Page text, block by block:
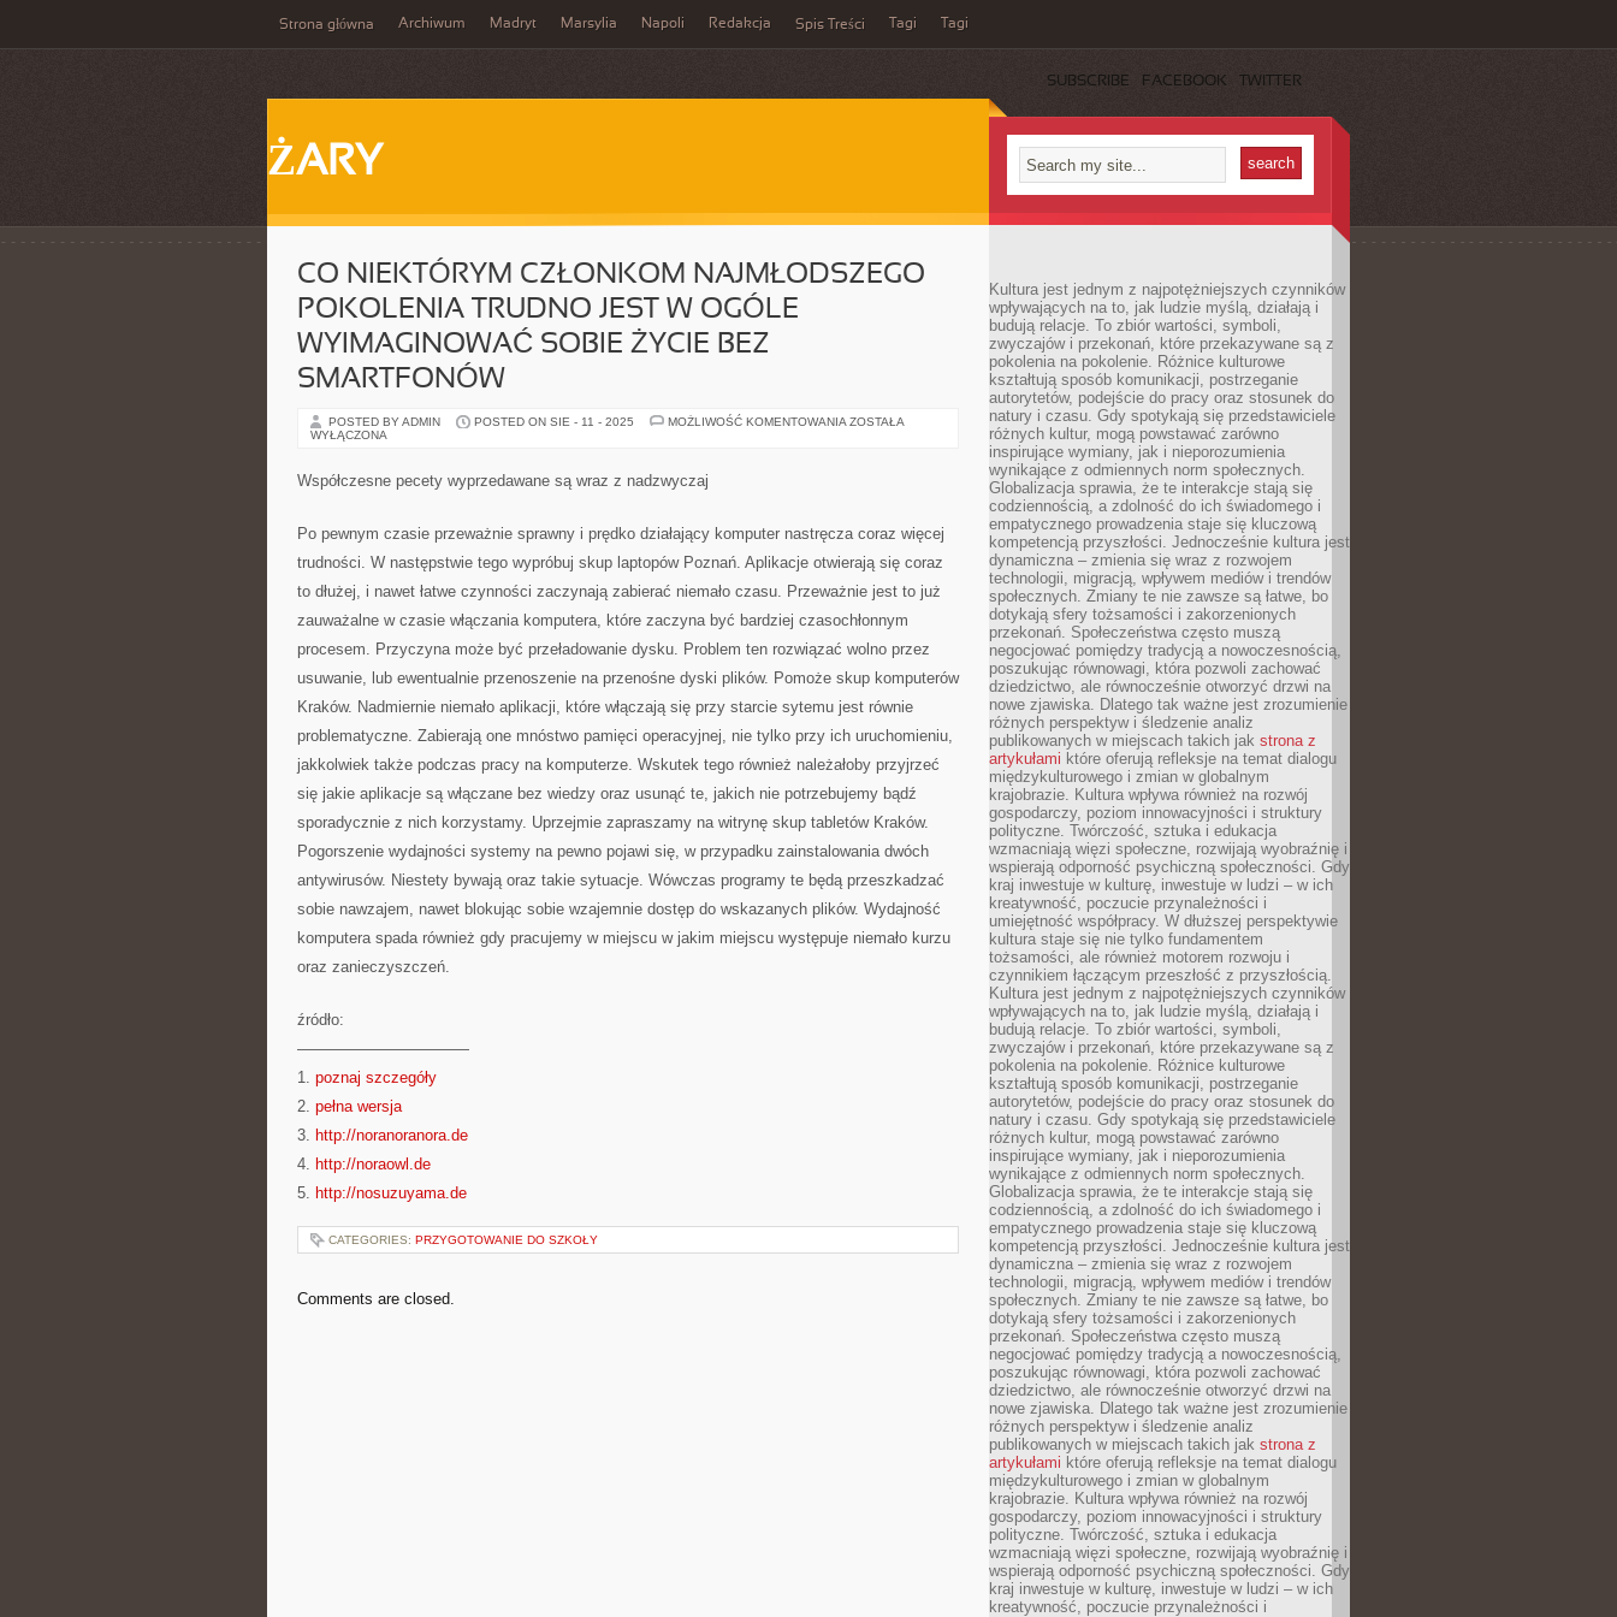
Strona główna Archiwum Madryt Marsylia Napoli Redakcja Spis Treści Tagi Tagi
SUBSCRIBE FACEBOOK TWITTER
ŻARY
CO NIEKTÓRYM CZŁONKOM NAJMŁODSZEGO
POKOLENIA TRUDNO JEST W OGÓLE
WYIMAGINOWAĆ SOBIE ŻYCIE BEZ
SMARTFONÓW
POSTED BY ADMIN POSTED ON SIE - 11 - 2025 MOŻLIWOŚĆ KOMENTOWANIA CO
WYIMAGINOWAĆ
ŻYCIE
SMARTFONÓW
ZOSTAŁA
WYŁĄCZONA
Współczesne pecety wyprzedawane są wraz z nadzwyczaj
Po pewnym czasie przeważnie sprawny i prędko działający komputer nastręcza coraz więcej
trudności. W następstwie tego wypróbuj skup laptopów Poznań. Aplikacje otwierają się coraz
to dłużej, i nawet łatwe czynności zaczynają zabierać niemało czasu. Przeważnie jest to już
zauważalne w czasie włączania komputera, które zaczyna być bardziej czasochłonnym
procesem. Przyczyna może być przeładowanie dysku. Problem ten rozwiązać wolno przez
usuwanie, lub ewentualnie przenoszenie na przenośne dyski plików. Pomoże skup komputerów
Kraków. Nadmiernie niemało aplikacji, które włączają się przy starcie sytemu jest równie
problematyczne. Zabierają one mnóstwo pamięci operacyjnej, nie tylko przy ich uruchomieniu,
jakkolwiek także podczas pracy na komputerze. Wskutek tego również należałoby przyjrzeć
się jakie aplikacje są włączane bez wiedzy oraz usunąć te, jakich nie potrzebujemy bądź
sporadycznie z nich korzystamy. Uprzejmie zapraszamy na witrynę skup tabletów Kraków.
Pogorszenie wydajności systemy na pewno pojawi się, w przypadku zainstalowania dwóch
antywirusów. Niestety bywają oraz takie sytuacje. Wówczas programy te będą przeszkadzać
sobie nawzajem, nawet blokując sobie wzajemnie dostęp do wskazanych plików. Wydajność
komputera spada również gdy pracujemy w miejscu w jakim miejscu występuje niemało kurzu
oraz zanieczyszczeń.
źródło:
———————————
1. poznaj szczegóły
2. pełna wersja
3. http://noranoranora.de
4. http://noraowl.de
5. http://nosuzuyama.de
CATEGORIES: PRZYGOTOWANIE DO SZKOŁY
Comments are closed.
Kultura jest jednym z najpotężniejszych czynników
wpływających na to, jak ludzie myślą, działają i
budują relacje. To zbiór wartości, symboli,
zwyczajów i przekonań, które przekazywane są z
pokolenia na pokolenie. Różnice kulturowe
kształtują sposób komunikacji, postrzeganie
autorytetów, podejście do pracy oraz stosunek do
natury i czasu. Gdy spotykają się przedstawiciele
różnych kultur, mogą powstawać zarówno
inspirujące wymiany, jak i nieporozumienia
wynikające z odmiennych norm społecznych.
Globalizacja sprawia, że te interakcje stają się
codziennością, a zdolność do ich świadomego i
empatycznego prowadzenia staje się kluczową
kompetencją przyszłości. Jednocześnie kultura jest
dynamiczna – zmienia się wraz z rozwojem
technologii, migracją, wpływem mediów i trendów
społecznych. Zmiany te nie zawsze są łatwe, bo
dotykają sfery tożsamości i zakorzenionych
przekonań. Społeczeństwa często muszą
negocjować pomiędzy tradycją a nowoczesnością,
poszukując równowagi, która pozwoli zachować
dziedzictwo, ale równocześnie otworzyć drzwi na
nowe zjawiska. Dlatego tak ważne jest zrozumienie
różnych perspektyw i śledzenie analiz
publikowanych w miejscach takich jak strona z
artykułami które oferują refleksje na temat dialogu
międzykulturowego i zmian w globalnym
krajobrazie. Kultura wpływa również na rozwój
gospodarczy, poziom innowacyjności i struktury
polityczne. Twórczość, sztuka i edukacja
wzmacniają więzi społeczne, rozwijają wyobraźnię i
wspierają odporność psychiczną społeczności. Gdy
kraj inwestuje w kulturę, inwestuje w ludzi – w ich
kreatywność, poczucie przynależności i
umiejętność współpracy. W dłuższej perspektywie
kultura staje się nie tylko fundamentem
tożsamości, ale również motorem rozwoju i
czynnikiem łączącym przeszłość z przyszłością.
Kultura jest jednym z najpotężniejszych czynników
wpływających na to, jak ludzie myślą, działają i
budują relacje. To zbiór wartości, symboli,
zwyczajów i przekonań, które przekazywane są z
pokolenia na pokolenie. Różnice kulturowe
kształtują sposób komunikacji, postrzeganie
autorytetów, podejście do pracy oraz stosunek do
natury i czasu. Gdy spotykają się przedstawiciele
różnych kultur, mogą powstawać zarówno
inspirujące wymiany, jak i nieporozumienia
wynikające z odmiennych norm społecznych.
Globalizacja sprawia, że te interakcje stają się
codziennością, a zdolność do ich świadomego i
empatycznego prowadzenia staje się kluczową
kompetencją przyszłości. Jednocześnie kultura jest
dynamiczna – zmienia się wraz z rozwojem
technologii, migracją, wpływem mediów i trendów
społecznych. Zmiany te nie zawsze są łatwe, bo
dotykają sfery tożsamości i zakorzenionych
przekonań. Społeczeństwa często muszą
negocjować pomiędzy tradycją a nowoczesnością,
poszukując równowagi, która pozwoli zachować
dziedzictwo, ale równocześnie otworzyć drzwi na
nowe zjawiska. Dlatego tak ważne jest zrozumienie
różnych perspektyw i śledzenie analiz
publikowanych w miejscach takich jak strona z
artykułami które oferują refleksje na temat dialogu
międzykulturowego i zmian w globalnym
krajobrazie. Kultura wpływa również na rozwój
gospodarczy, poziom innowacyjności i struktury
polityczne. Twórczość, sztuka i edukacja
wzmacniają więzi społeczne, rozwijają wyobraźnię i
wspierają odporność psychiczną społeczności. Gdy
kraj inwestuje w kulturę, inwestuje w ludzi – w ich
kreatywność, poczucie przynależności i